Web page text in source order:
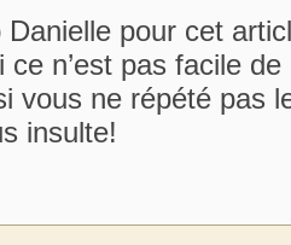
Danielle pour cet
ce n’est pas facile
vous ne répété pas
insulte!